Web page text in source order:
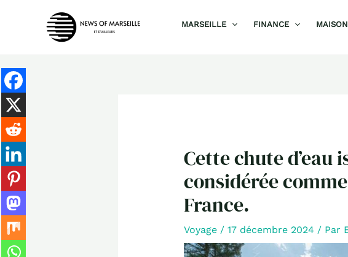
MARSEILLE FINANCE MAISON
Cette chute d’eau
considérée
France.
Voyage/ 17 décembre 2024 / Par